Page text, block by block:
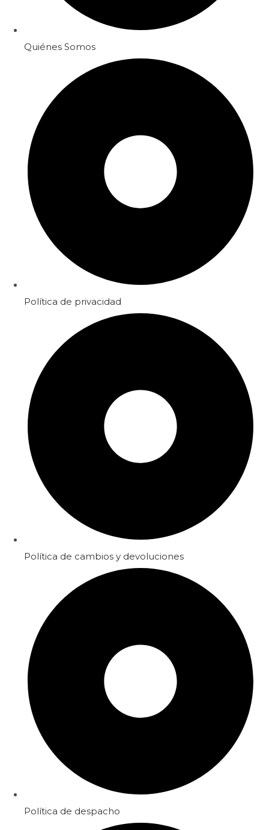
Quiénes Somos
Política de privacidad
Política de cambios y devoluciones
Política de despacho